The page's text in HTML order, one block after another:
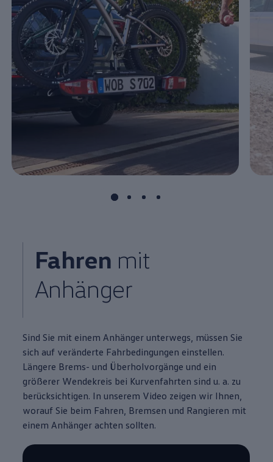
Fahren mit
Anhänger
Sind Sie mit einem Anhänger unterwegs, müssen Sie
sich auf veränderte Fahrbedingungen einstellen.
Längere Brems- und Überholvorgänge und ein
größerer Wendekreis bei Kurvenfahrten sind u. a. zu
berücksichtigen. In unserem Video zeigen wir Ihnen,
worauf Sie beim Fahren, Bremsen und Rangieren mit
einem Anhänger achten sollten.